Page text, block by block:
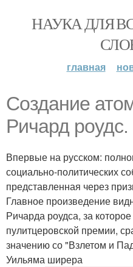
НАУКА ДЛЯ
главная
Cоздание
Ричард роудс.
Впервые на русском:
социально-политических
представленная через
Главное произведение
Ричарда роудса, за
пулитцеровской премии,
значению со "Взлетом и
Уильяма ширера